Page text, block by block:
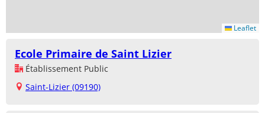
Leaflet
Ecole Primaire de Saint Lizier
Établissement Public
Saint-Lizier (09190)